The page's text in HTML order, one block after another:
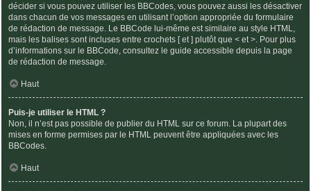
décider si vous pouvez utiliser les BBCodes, vous pouvez aussi les désactiver
dans chacun de vos messages en utilisant l’option appropriée du formulaire
de rédaction de message. Le BBCode lui-même est similaire au style HTML,
mais les balises sont incluses entre crochets [ et ] plutôt que < et >. Pour plus
d’informations sur le BBCode, consultez le guide accessible depuis la page
de rédaction de message.
Haut
Puis-je utiliser le HTML ?
Non, il n’est pas possible de publier du HTML sur ce forum. La plupart des
mises en forme permises par le HTML peuvent être appliquées avec les
BBCodes.
Haut